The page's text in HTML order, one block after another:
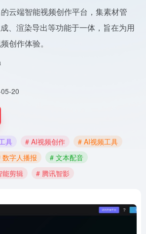
云端智能视频创作平台，集素材管
、渲染导出等功能于一体，旨在为用
创作体验。
20
具 # AI视频创作
# AI视频工具
数字人播报
# 文本配音
能剪辑 # 腾讯智影